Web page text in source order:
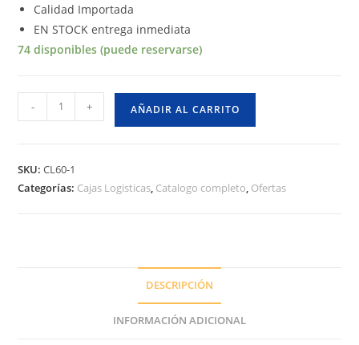
Calidad Importada
EN STOCK entrega inmediata
74 disponibles (puede reservarse)
Logistica
Sitrade
- + AÑADIR AL CARRITO
SKU:CL60-1
Categorías: Cajas Logisticas, Catalogo completo, Ofertas
DESCRIPCIÓN
INFORMACIÓN ADICIONAL